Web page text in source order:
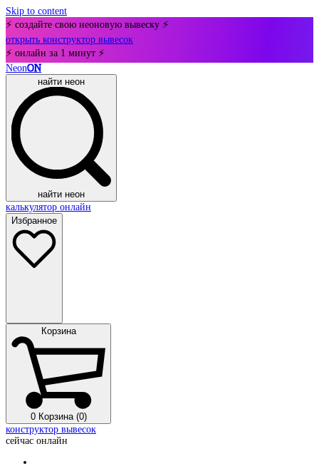
Skip to content
⚡ создайте свою неоновую вывеску ⚡
открыть конструктор вывесок
⚡ онлайн за 1 минут ⚡
NeonON
найти неон
найти неон
калькулятор онлайн
Избранное
Корзина
0 Корзина (0)
конструктор вывесок
сейчас онлайн